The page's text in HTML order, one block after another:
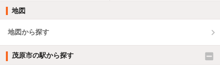
地図
地図から探す
茂原市の駅から探す